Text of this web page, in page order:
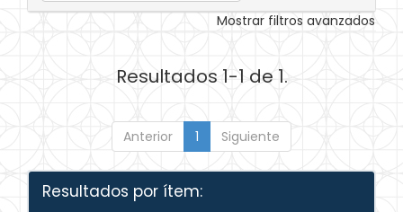
Mostrar filtros avanzados
Resultados 1-1 de 1.
Anterior 1 Siguiente
Resultados por ítem: